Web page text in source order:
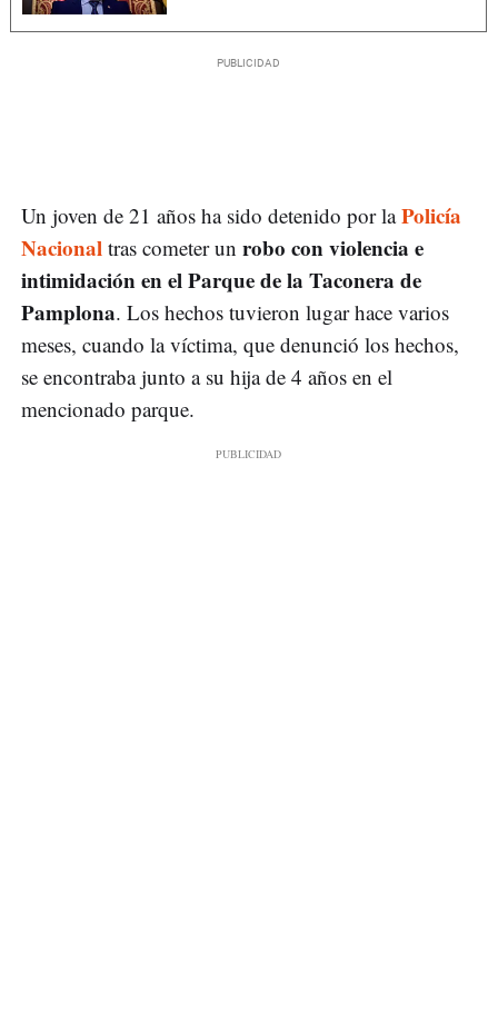
Un joven de 21 años ha sido detenido por laPolicía
Nacional tras cometer un robo con violencia e
intimidación en el Parque de la Taconera de
Pamplona. Los hechos tuvieron lugar hace varios
meses, cuando la víctima, que denunció los hechos,
se encontraba junto a su hija de 4 años en el
mencionado parque.